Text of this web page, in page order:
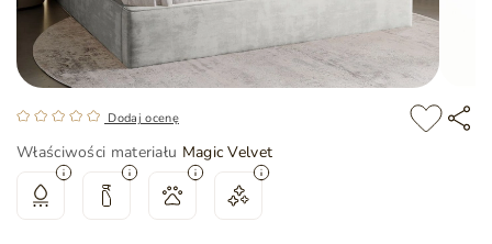
Dodaj ocenę
Właściwości materiału Magic Velvet